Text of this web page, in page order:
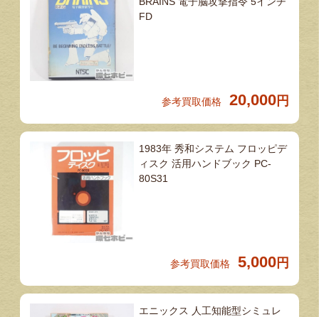
FD
参考買取価格 20,000 円
1983年 秀和システム フロッピデ
ィスク 活用ハンドブック PC-
80S31
参考買取価格 5,000 円
エニックス 人工知能型シミュレ